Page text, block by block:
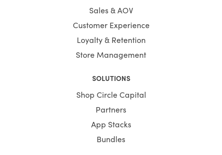
Sales & AOV
Customer Experience
Loyalty & Retention
Store Management
SOLUTIONS
Shop Circle Capital
Partners
App Stacks
Bundles